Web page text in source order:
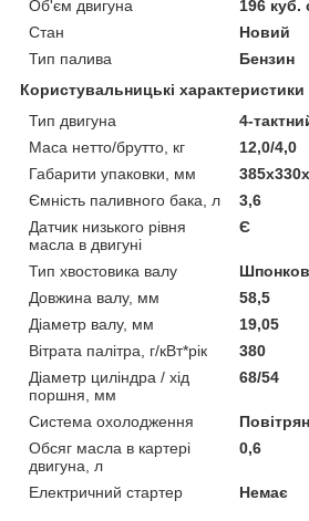
Об'єм двигуна
196 куб.
Стан
Новий
Тип палива
Бензин
Користувальницькі характеристики
Тип двигуна
4-
Маса нетто/брутто, кг
12,0/4,0
Габарити упаковки, мм
Ємність паливного бака, л
3,6
Датчик низького рівня
масла в двигуні
Є
Тип хвостовика валу
Довжина валу, мм
58,5
Діаметр валу, мм
19,05
Вітрата палітра, г/кВт*рік
380
Діаметр циліндра / хід
поршня, мм
68/54
Система охолодження
Обсяг масла в картері
двигуна, л
0,6
Електричний стартер Немає